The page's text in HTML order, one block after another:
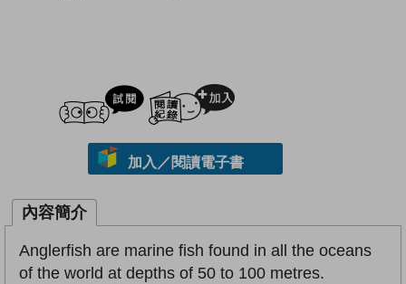
試閲
加入／閱讀電子書
內容簡介
Anglerfish are marine fish found in all the oceans
of the world at depths of 50 to 100 metres.